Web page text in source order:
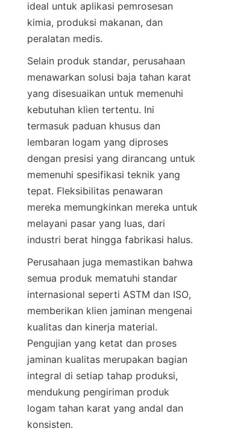
ideal untuk aplikasi pemrosesan
kimia, produksi makanan, dan
Selain produk standar, perusahaan
menawarkan solusi baja tahan karat
yang disesuaikan untuk memenuhi
kebutuhan klien tertentu. Ini
termasuk paduan khusus dan
lembaran logam yang diproses
dengan presisi yang dirancang untuk
memenuhi spesifikasi teknik yang
tepat. Fleksibilitas penawaran
mereka memungkinkan mereka untuk
melayani pasar yang luas, dari
Perusahaan juga memastikan bahwa
semua produk mematuhi standar
internasional seperti ASTM dan ISO,
memberikan klien jaminan mengenai
kualitas dan kinerja material.
Pengujian yang ketat dan proses
jaminan kualitas merupakan bagian
integral di setiap tahap produksi,
mendukung pengiriman produk
logam tahan karat yang andal dan